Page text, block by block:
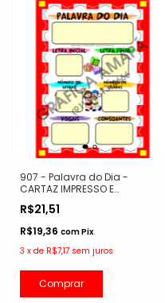
907 - Palavra do Dia -
CARTAZ IMPRESSO E
R$21,51
R$19,36 comPix
3 x de R$7,17 sem juros
Comprar